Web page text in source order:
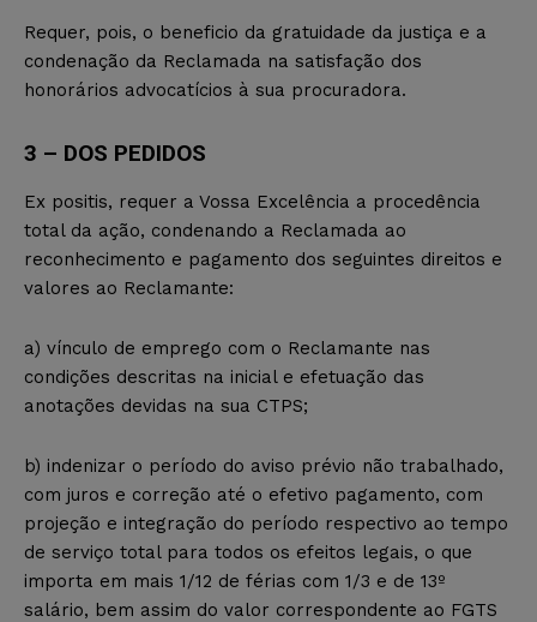
Requer, pois, o beneficio da gratuidade da justiça e a
condenação da Reclamada na satisfação dos
honorários advocatícios à sua procuradora.
3 – DOS PEDIDOS
Ex positis, requer a Vossa Excelência a procedência
total da ação, condenando a Reclamada ao
reconhecimento e pagamento dos seguintes direitos e
valores ao Reclamante:
a) vínculo de emprego com o Reclamante nas
condições descritas na inicial e efetuação das
anotações devidas na sua CTPS;
b) indenizar o período do aviso prévio não trabalhado,
com juros e correção até o efetivo pagamento, com
projeção e integração do período respectivo ao tempo
de serviço total para todos os efeitos legais, o que
importa em mais 1/12 de férias com 1/3 e de 13º
salário, bem assim do valor correspondente ao FGTS